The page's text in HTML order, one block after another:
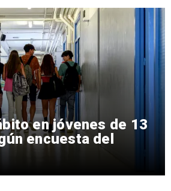
en jóvenes de 13
encuesta del